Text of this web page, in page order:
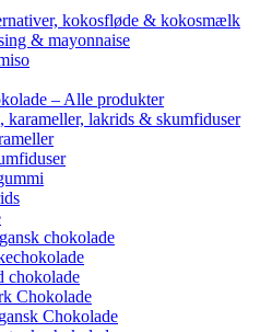
kokosfløde & kokosmælk
& mayonnaise
– Alle produkter
karameller, lakrids & skumfiduser
chokolade
chokolade
Chokolade
Chokolade